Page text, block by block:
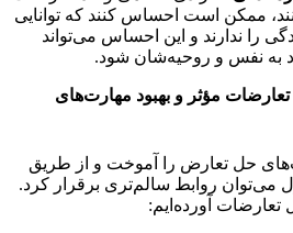
ممکن است احساس کنند که توانایی
را ندارند و این احساس می‌تواند
به نفس و روحیه‌شان شود.
مؤثر و بهبود مهارت‌های
حل تعارض را آموخت و از طریق
می‌توان روابط سالم‌تری برقرار کرد.
تعارضات آورده‌ایم: